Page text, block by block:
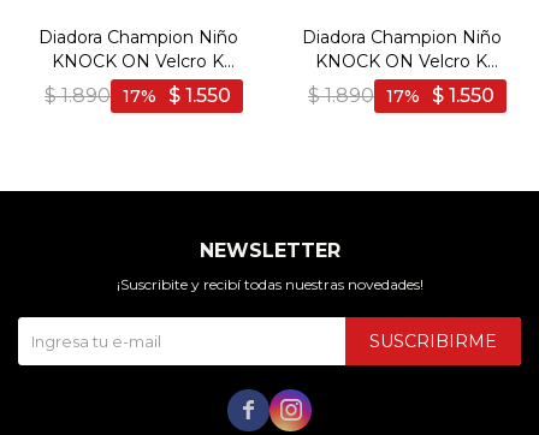
Diadora Champion Niño
KNOCK ON Velcro K
Blanco/Blanco - Blanco-
Blanco
$ 1.890 $ 1.550
17
Diadora Champion Niño
KNOCK ON Velcro K
Blanco/Negro - Blanco-
Negro
$ 1.890 $ 1.550
17
NEWSLETTER
¡Suscribite y recibí todas nuestras novedades!
SUSCRIBIRME
 